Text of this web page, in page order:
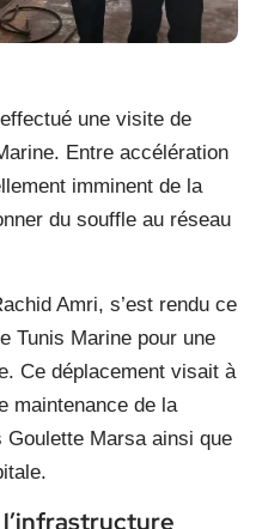
une visite de
Entre accélération
imminent de la
du souffle au réseau
Amri, s’est rendu ce
Tunis Marine pour une
Ce déplacement visait à
maintenance de la
Marsa ainsi que
l’infrastructure